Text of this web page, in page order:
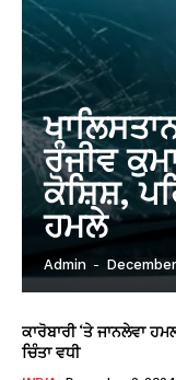
ਰੰਜੀਵ
ਕੋਸ਼ਿਸ਼,
ਹਮਲੇ
Admin -
ਕਾਰੋਬਾਰੀ ‘ਤੇ ਜਾਨਲੇਵਾ
ਚਿੰਤਾ ਵਧੀ